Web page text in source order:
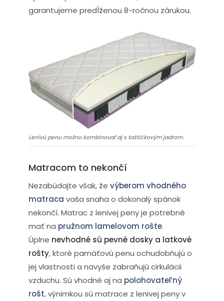
garantujeme predĺženou 8-ročnou zárukou.
Lenivú penu možno kombinovať aj s taštičkovým jadrom.
Matracom to nekončí
Nezabúdajte však, že výberom vhodného
matraca vaša snaha o dokonalý spánok
nekončí. Matrac z lenivej peny je potrebné
mať na pružnom lamelovom rošte.
Úplne nevhodné sú pevné dosky a latkové
rošty, ktoré pamäťovú penu ochudobňujú o
jej vlastnosti a navyše zabraňujú cirkulácii
vzduchu. Sú vhodné aj na polohovateľný
rošt, výnimkou sú matrace z lenivej peny v